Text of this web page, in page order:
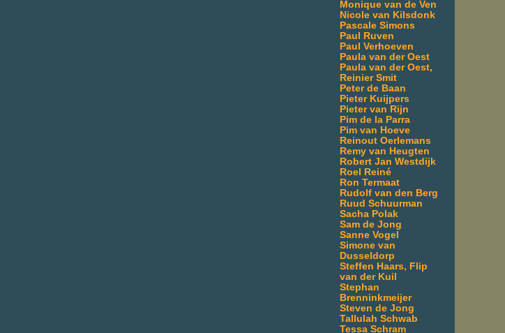
Monique van de Ven
Nicole van Kilsdonk
Pascale Simons
Paul Ruven
Paul Verhoeven
Paula van der Oest
Paula van der Oest,
Reinier Smit
Peter de Baan
Pieter Kuijpers
Pieter van Rijn
Pim de la Parra
Pim van Hoeve
Reinout Oerlemans
Remy van Heugten
Robert Jan Westdijk
Roel Reiné
Ron Termaat
Rudolf van den Berg
Ruud Schuurman
Sacha Polak
Sam de Jong
Sanne Vogel
Simone van
Dusseldorp
Steffen Haars, Flip
van der Kuil
Stephan
Brenninkmeijer
Steven de Jong
Tallulah Schwab
Tessa Schram